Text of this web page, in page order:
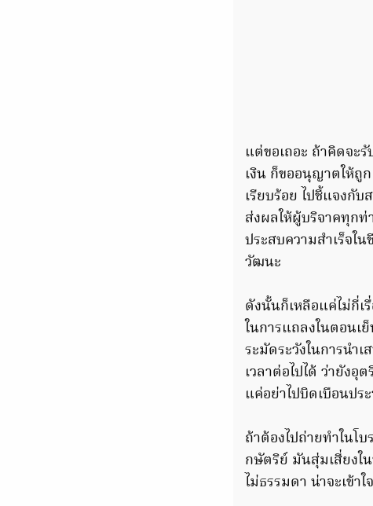
แต่ขอเถอะ ถ้าคิดจะ
เงิน ก็ขออนุญาตให้ถู
เรียบร้อย ไปชี้แจงกั
ส่งผลให้ผู้บริจาคทุก
ประสบความสำเร็จใ
วัฒนะ
ดังนั้นก็เหลือแค่ไม่กี่เ
ในการแถลงในตอนเ
ระมัดระวังในการนำ
เวลาต่อไปได้ ว่ายัง
แค่อย่าไปบิดเบือนป
ถ้าต้องไปถ่ายทำในโ
กษัตริย์ มันสุ่มเสี่ยงใ
ไม่ธรรมดา น่าจะเข้า